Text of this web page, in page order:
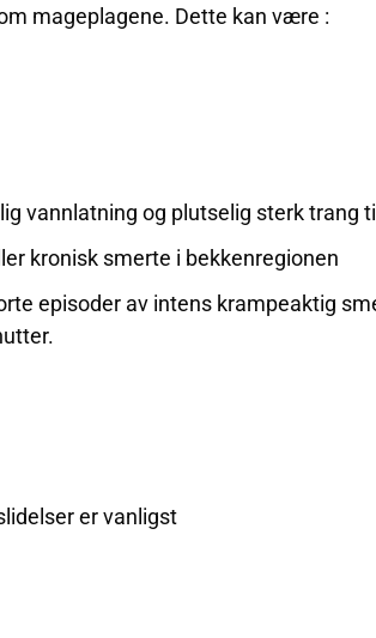
mageplagene. Dette kan være :
vannlatning og plutselig sterk trang
kronisk smerte i bekkenregionen
episoder av intens krampeaktig
er vanligst